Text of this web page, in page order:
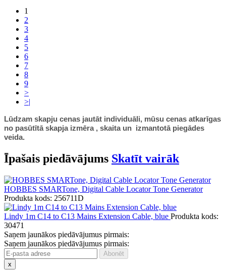
1
2
3
4
5
6
7
8
9
>
>|
Lūdzam skapju cenas jautāt individuāli, mūsu cenas atkarīgas
no pasūtītā skapja izmēra , skaita un izmantotā piegādes
veida.
Īpašais piedāvājums Skatīt vairāk
HOBBES SMARTone, Digital Cable Locator Tone Generator
Produkta kods: 256711D
Lindy 1m C14 to C13 Mains Extension Cable, blue Produkta kods:
30471
Saņem jaunākos piedāvājumus pirmais:
Saņem jaunākos piedāvājumus pirmais:
x